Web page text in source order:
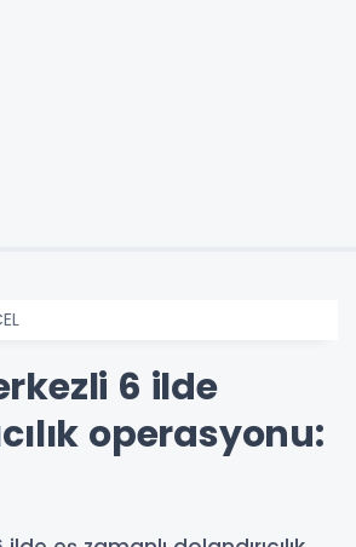
6 ilde
operasyonu: